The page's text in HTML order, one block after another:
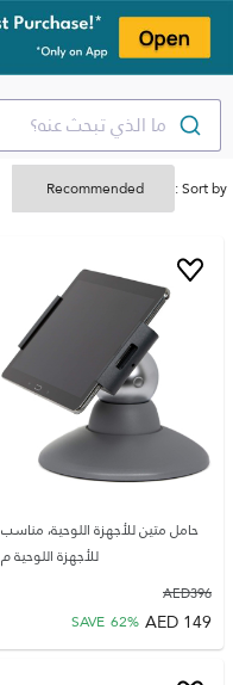
ما الذي تبحث عنه؟
Sort by :
حامل متين للأجهزة اللوحية، مناسب
للأجهزة اللوحية م
396
AED
149
AED
SAVE 62%